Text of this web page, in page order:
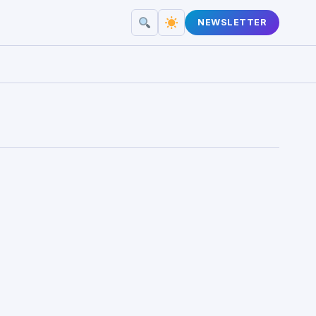
NEWSLETTER